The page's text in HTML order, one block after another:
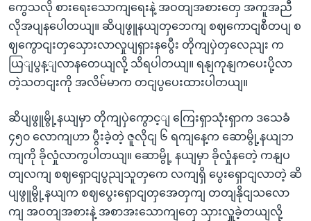
ကွေသလို စားရေးသောကျရေးနဲ့ အဝတျအစားတှေ အကူအညီ
လိုအပျနပေါတယျ။ ဆိပျဖွူနယျတှဘေကျ စဈကောငျစီတပျ စ
ဈကွောငျးတှသှေားလာလှုပျရှားနပွေီး တိုကျပှဲတှလေညျး က
ယြျပွန့ျလာနတေယျလို့ သိရပါတယျ။ ရနျကုနျကပေးပို့လာ
တဲ့သတငျးကို အလိမ်မာက တငျပွပေးထားပါတယျ။
ဆိပျဖွူမွို့နယျမှာ တိုကျပှဲကွောင့ျ ကြေးရှာသုံးရှာက ဒသေခံ
၄၅၀ လောကျဟာ ပွီးခဲ့တဲ့ ဇူလိုငျ ၆ ရကျနေ့က ဆောမွို့နယျဘ
ကျကို ခိုလှုံလာကွပါတယျ။ ဆောမွို့ နယျမှာ ခိုလှုံနတေဲ့ ကနျပ
တျလကျ စဈရှောငျပွညျသူတှကေ လကျရှိ ပွေးရှောငျလာတဲ့ ဆိ
ပျဖွူမွို့နယျက စဈပွေးရှောငျတှအေတှကျ တတျနိုငျသလော
ကျ အဝတျအစားနဲ့ အစာအးသောကျတှေ သှားလှူခဲ့တယျလို့